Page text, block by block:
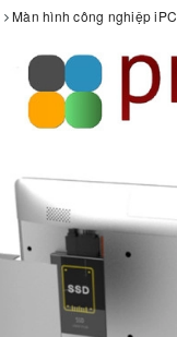
Màn hình công nghiệp iPC